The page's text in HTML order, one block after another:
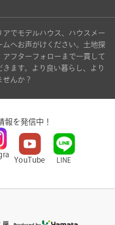
でモデルハウス、ハウスメー
ムへお声がけください。土地探
アフターフォローまで一貫して
ます。より良い暮らし、より
せんか？
報を発信中！
YouTube LINE